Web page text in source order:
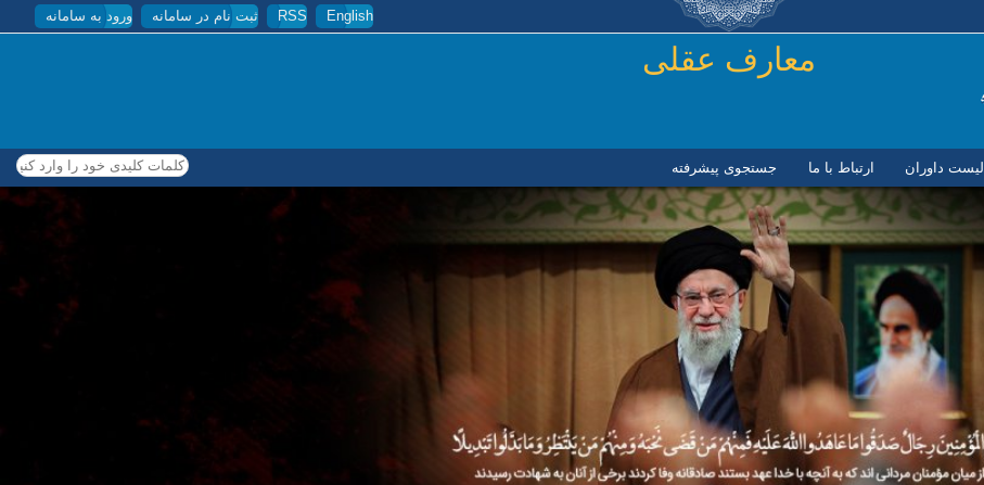
رفتن به محتوای اصلی English
RSS ثبت نام در سامانه ورود به سامانه
معارف عقلی
لیست داوران ارتباط با ما جستجوی پیشرفته کلمات کلیدی خود را وارد کنید